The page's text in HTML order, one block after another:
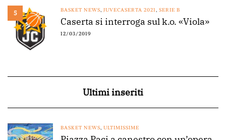
5 BASKET NEWS, JUVECASERTA 2021, SERIE B
Caserta si interroga sul k.o. «Viola»
12/03/2019
Ultimi inseriti
BASKET NEWS, ULTIMISSIME